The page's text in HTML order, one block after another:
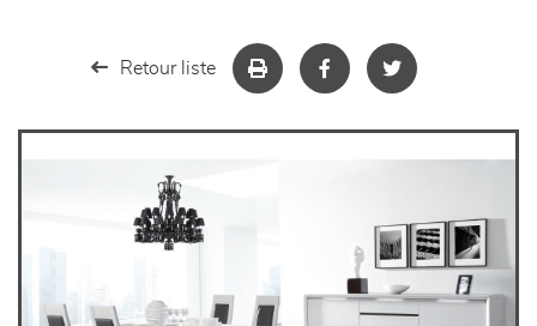
Retour liste